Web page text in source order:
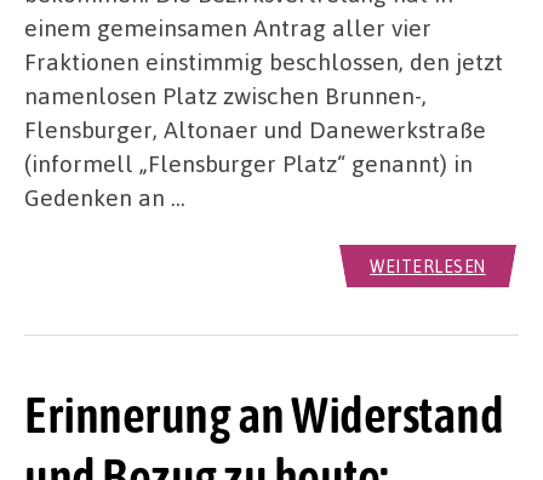
einem gemeinsamen Antrag aller vier
Fraktionen einstimmig beschlossen, den jetzt
namenlosen Platz zwischen Brunnen-,
Flensburger, Altonaer und Danewerkstraße
(informell „Flensburger Platz“ genannt) in
Gedenken an …
WEITERLESEN
Erinnerung an Widerstand